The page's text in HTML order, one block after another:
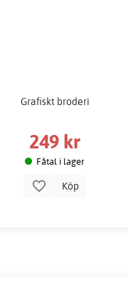
Grafiskt broderi
249 kr
Fåtal i lager
Köp